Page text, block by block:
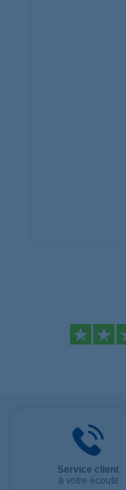
Service client
à votre écoute